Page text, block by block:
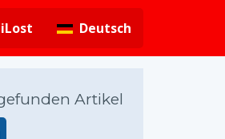
Deutsch
Artikel